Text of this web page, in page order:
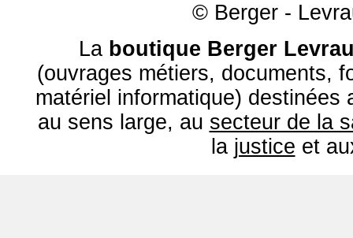
© Berger -
La boutique Berger
(ouvrages métiers, documents,
matériel informatique) destinées
au sens large, au secteur de la
la justice et